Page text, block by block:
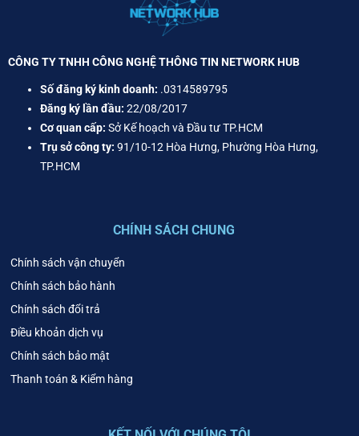
CÔNG TY TNHH CÔNG NGHỆ THÔNG TIN NETWORK HUB
Số đăng ký kinh doanh: .0314589795
Đăng ký lần đầu: 22/08/2017
Cơ quan cấp: Sở Kế hoạch và Đầu tư TP.HCM
Trụ sở công ty: 91/10-12 Hòa Hưng, Phường Hòa Hưng,
TP.HCM
CHÍNH SÁCH CHUNG
Chính sách vận chuyển
Chính sách bảo hành
Chính sách đổi trả
Điều khoản dịch vụ
Chính sách bảo mật
Thanh toán & Kiểm hàng